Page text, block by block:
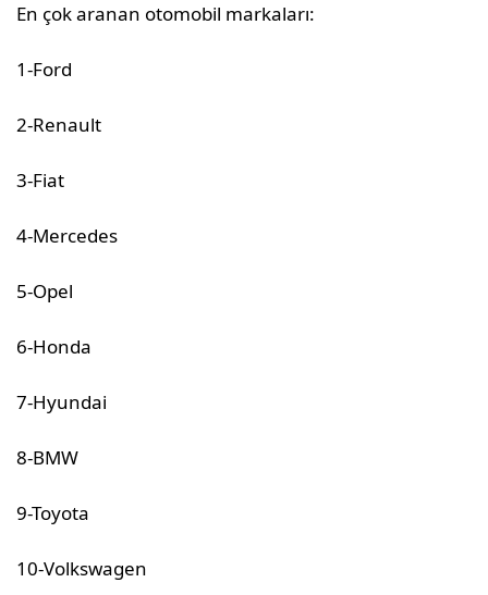
En çok aranan otomobil markaları:
1-Ford
2-Renault
3-Fiat
4-Mercedes
5-Opel
6-Honda
7-Hyundai
8-BMW
9-Toyota
10-Volkswagen